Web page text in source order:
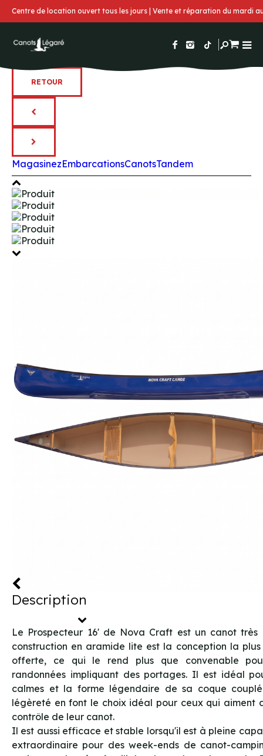
Centre de location ouvert tous les jours | Vente et réparation du mardi
RETOUR
MagasinezEmbarcationsCanotsTandem
Description
Le Prospecteur 16' de Nova Craft est un canot très
construction en aramide lite est la conception la
offerte, ce qui le rend plus que convenable
randonnées impliquant des portages. Il est idéal
calmes et la forme légendaire de sa coque
légèreté en font le choix idéal pour ceux qui aiment
contrôle de leur canot.
Il est aussi efficace et stable lorsqu'il est à pleine
extraordinaire pour des week-ends de canot-